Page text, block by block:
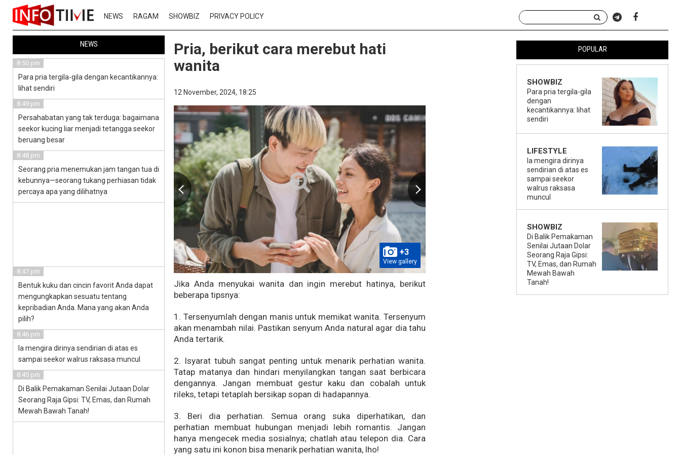
NEWS RAGAM SHOWBIZ PRIVACY POLICY
Pria, berikut cara merebut hati
wanita
12 November, 2024, 18:25
+3
View gallery
Jika Anda menyukai wanita dan ingin merebut hatinya, berikut
beberapa tipsnya:
1. Tersenyumlah dengan manis untuk memikat wanita. Tersenyum
akan menambah nilai. Pastikan senyum Anda natural agar dia tahu
Anda tertarik.
2. Isyarat tubuh sangat penting untuk menarik perhatian wanita.
Tatap matanya dan hindari menyilangkan tangan saat berbicara
dengannya. Jangan membuat gestur kaku dan cobalah untuk
rileks, tetapi tetaplah bersikap sopan di hadapannya.
3. Beri dia perhatian. Semua orang suka diperhatikan, dan
perhatian membuat hubungan menjadi lebih romantis. Jangan
hanya mengecek media sosialnya; chatlah atau telepon dia. Cara
yang satu ini konon bisa menarik perhatian wanita, lho!
POPULAR
SHOWBIZ
Para pria tergila-gila
dengan
kecantikannya: lihat
sendiri
LIFESTYLE
Ia mengira dirinya
sendirian di atas es
sampai seekor
walrus raksasa
muncul
SHOWBIZ
Di Balik Pemakaman
Senilai Jutaan Dolar
Seorang Raja Gipsi:
TV, Emas, dan Rumah
Mewah Bawah
Tanah!
NEWS
8:50 pm
Para pria tergila-gila dengan kecantikannya:
lihat sendiri
8:49 pm
Persahabatan yang tak terduga: bagaimana
seekor kucing liar menjadi tetangga seekor
beruang besar
8:48 pm
Seorang pria menemukan jam tangan tua di
kebunnya—seorang tukang perhiasan tidak
percaya apa yang dilihatnya
8:47 pm
Bentuk kuku dan cincin favorit Anda dapat
mengungkapkan sesuatu tentang
kepribadian Anda. Mana yang akan Anda
pilih?
8:46 pm
Ia mengira dirinya sendirian di atas es
sampai seekor walrus raksasa muncul
8:45 pm
Di Balik Pemakaman Senilai Jutaan Dolar
Seorang Raja Gipsi: TV, Emas, dan Rumah
Mewah Bawah Tanah!